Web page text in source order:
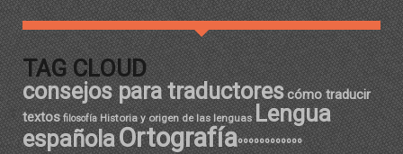
TAG CLOUD
consejos para traductorescómo traducir
textos filosofía Historia y origen de las lenguas Lengua
españolaOrtografíaºººººººººººº